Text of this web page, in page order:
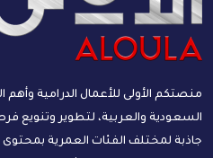
منصتكم الأولى للأعمال الدرامية وأهم
السعودية والعربية، لتطوير وتنويع
جاذبة لمختلف الفئات العمرية بمحتوى